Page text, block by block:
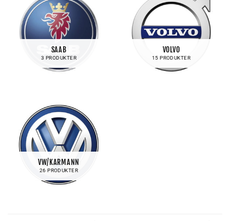
SAAB
3 PRODUKTER
VOLVO
15 PRODUKTER
VW/KARMANN
26 PRODUKTER